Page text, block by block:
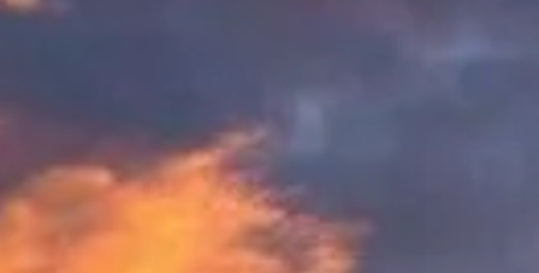
Návštěvní hodiny HistorieUžitečné informace